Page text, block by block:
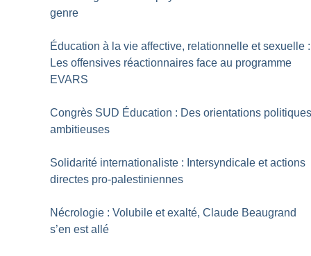
genre
Éducation à la vie affective, relationnelle et sexuelle :
Les offensives réactionnaires face au programme
EVARS
Congrès SUD Éducation : Des orientations
ambitieuses
Solidarité internationaliste : Intersyndicale et actions
directes pro-palestiniennes
Nécrologie : Volubile et exalté, Claude Beaugrand
s’en est allé